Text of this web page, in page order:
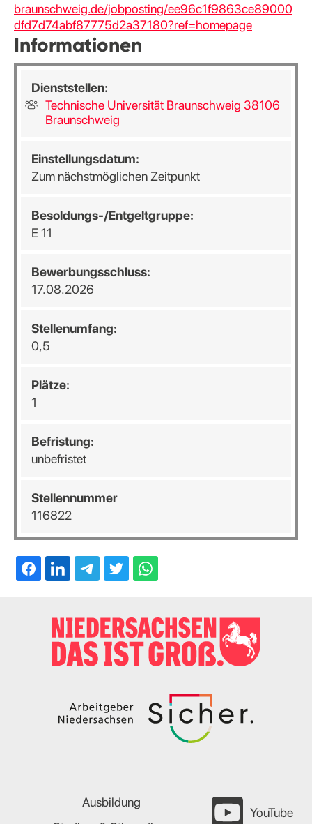
braunschweig.de/jobposting/ee96c1f9863ce89000
dfd7d74abf87775d2a37180?ref=homepage
Informationen
Dienststellen:
Technische Universität Braunschweig 38106
Braunschweig
Einstellungsdatum:
Zum nächstmöglichen Zeitpunkt
Besoldungs-/Entgeltgruppe:
E 11
Bewerbungsschluss:
17.08.2026
Stellenumfang:
0,5
Plätze:
1
Befristung:
unbefristet
Stellennummer
116822
Ausbildung
YouTube